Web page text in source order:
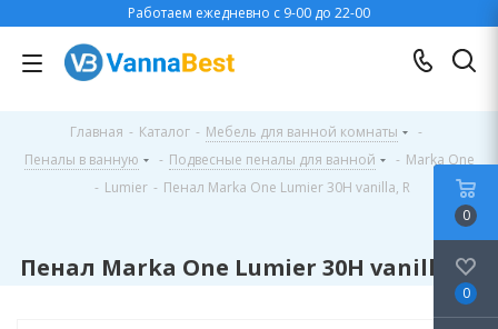
Работаем ежедневно с 9-00 до 22-00
Главная - Каталог - Мебель для ванной комнаты
-
Пеналы в ванную
- Подвесные пеналы для ванной - Marka One
- Lumier - Пенал Marka One Lumier 30Н vanilla, R
Пенал Marka One Lumier 30Н vanilla, R
0
0